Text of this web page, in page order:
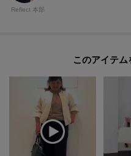
Reflect 本部
このアイテ